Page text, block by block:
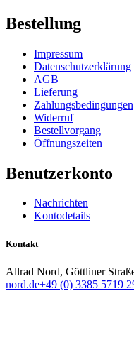
Bestellung
Impressum
Datenschutzerklärung
AGB
Lieferung
Zahlungsbedingungen
Widerruf
Bestellvorgang
Öffnungszeiten
Benutzerkonto
Nachrichten
Kontodetails
Kontakt
Allrad Nord, Göttliner
nord.de+49 (0) 3385 5719